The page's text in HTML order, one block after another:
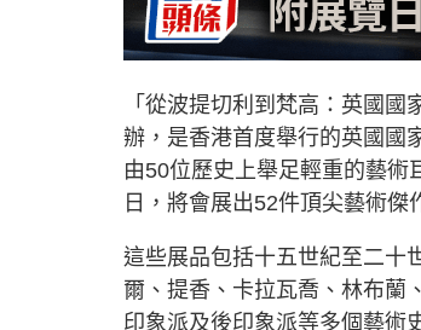
「從波提切利到梵高：英國
辦，是香港首度舉行的英國國
由50位歷史上舉足輕重的藝
日，將會展出52件頂尖藝術傑
這些展品包括十五世紀至二十
爾、提香、卡拉瓦喬、林布蘭
印象派及後印象派等多個藝術